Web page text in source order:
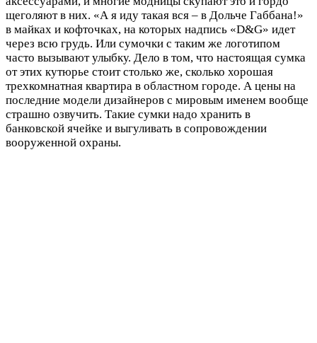
щеголяют в них. «А я иду такая вся – в Дольче Габбана!»
в майках и кофточках, на которых надпись «D&G» идет
через всю грудь. Или сумочки с таким же логотипом
часто вызывают улыбку. Дело в том, что настоящая сумка
от этих кутюрье стоит столько же, сколько хорошая
трехкомнатная квартира в областном городе. А цены на
последние модели дизайнеров с мировым именем вообще
страшно озвучить. Такие сумки надо хранить в
банковской ячейке и выгуливать в сопровождении
вооруженной охраны.